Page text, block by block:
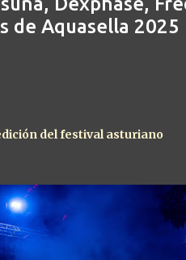
de Aquasella 2025
del festival asturiano